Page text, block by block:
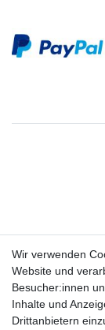
Wir verwenden
Website und
Besucher:innen
Inhalte und
Drittanbietern